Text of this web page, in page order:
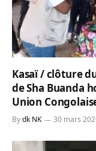
Kasaï / clôture
de Sha Buanda
Union
Bydk NK 30 mars